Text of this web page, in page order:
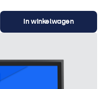
In winkelwagen